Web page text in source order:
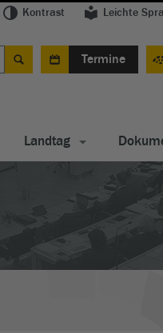
Kontrast Leichte
Termine
Landtag